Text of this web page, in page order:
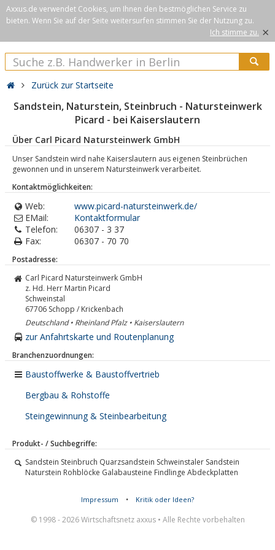
Axxus.de verwendet Cookies, um Ihnen den bestmöglichen Service zu
bieten. Wenn Sie auf der Seite weitersurfen stimmen Sie der Nutzung zu.
Ich stimme zu. ×
Zurück zur Startseite
Sandstein, Naturstein, Steinbruch - Natursteinwerk
Picard - bei Kaiserslautern
Über Carl Picard Natursteinwerk GmbH
Unser Sandstein wird nahe Kaiserslautern aus eigenen Steinbrüchen
gewonnen und in unserem Natursteinwerk verarbeitet.
Kontaktmöglichkeiten:
Web:
www.picard-natursteinwerk.de/
EMail:
Kontaktformular
Telefon:
06307 - 3 37
Fax:
06307 - 70 70
Postadresse:
Carl Picard Natursteinwerk GmbH
z. Hd. Herr Martin Picard
Schweinstal
67706 Schopp / Krickenbach
Deutschland • Rheinland Pfalz • Kaiserslautern
zur Anfahrtskarte und Routenplanung
Branchenzuordnungen:
Baustoffwerke & Baustoffvertrieb
Bergbau & Rohstoffe
Steingewinnung & Steinbearbeitung
Produkt- / Suchbegriffe:
Sandstein Steinbruch Quarzsandstein Schweinstaler Sandstein
Naturstein Rohblöcke Galabausteine Findlinge Abdeckplatten
Impressum • Kritik oder Ideen?
© 1998 - 2026 Wirtschaftsnetz axxus • Alle Rechte vorbehalten